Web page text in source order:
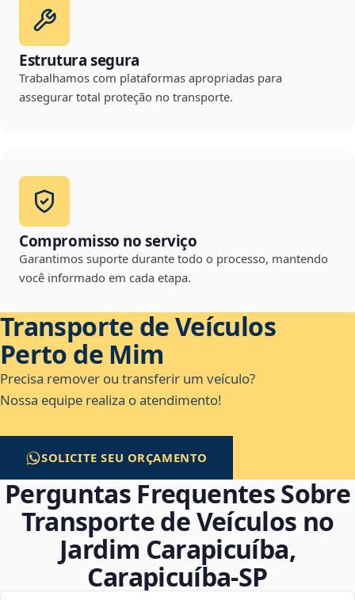
Estrutura segura
Trabalhamos com plataformas apropriadas para
assegurar total proteção no transporte.
Compromisso no serviço
Garantimos suporte durante todo o processo, mantendo
você informado em cada etapa.
Transporte de Veículos
Perto de Mim
Precisa remover ou transferir um veículo?
Nossa equipe realiza o atendimento!
SOLICITE SEU ORÇAMENTO
Perguntas Frequentes Sobre
Transporte de Veículos no
Jardim Carapicuíba,
Carapicuíba‑SP